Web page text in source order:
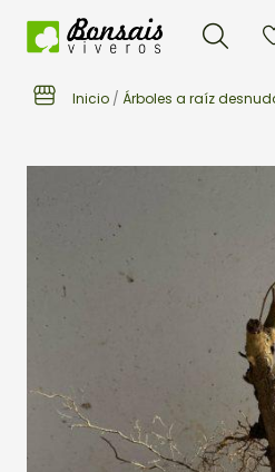
Inicio / Árboles a raíz